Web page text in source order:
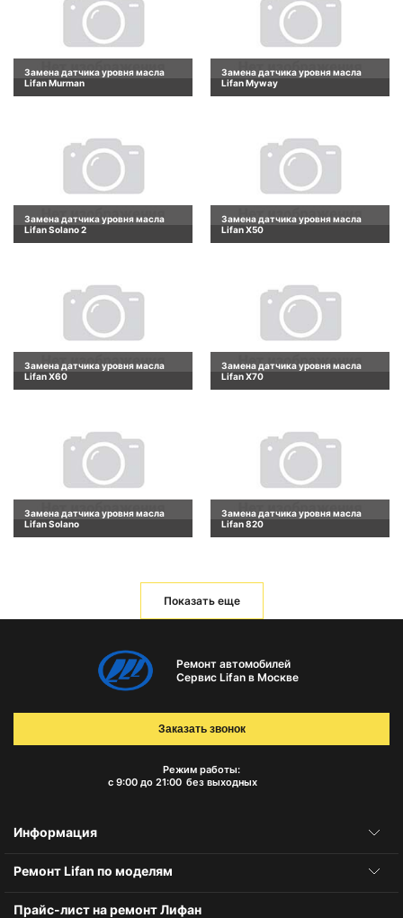
Замена датчика уровня масла
Lifan Murman
Замена датчика уровня масла
Lifan Myway
Замена датчика уровня масла
Lifan Solano 2
Замена датчика уровня масла
Lifan X50
Замена датчика уровня масла
Lifan X60
Замена датчика уровня масла
Lifan X70
Замена датчика уровня масла
Lifan Solano
Замена датчика уровня масла
Lifan 820
Показать еще
Ремонт автомобилей
Сервис Lifan в Москве
Режим работы:
с 9:00 до 21:00 без выходных
Заказать звонок
Информация
Ремонт Lifan по моделям
Прайс-лист на ремонт Лифан